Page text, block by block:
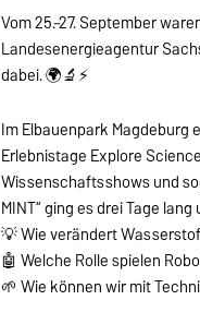
Vom 25.–27. September
Landesenergieagentur
dabei. 🌍🔬⚡
Im Elbauenpark
Erlebnistage Explore
Wissenschaftsshows und
MINT“ ging es drei Tage
💡 Wie verändert
🤖 Welche Rolle spielen
🌱 Wie können wir mit